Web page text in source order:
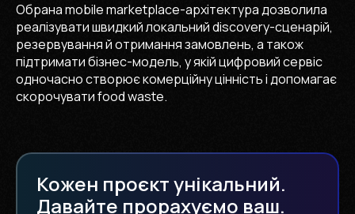
Обрана mobile marketplace-архітектура дозволила
реалізувати швидкий локальний discovery-сценарій,
резервування й отримання замовлень, а також
підтримати бізнес-модель, у якій цифровий сервіс
одночасно створює комерційну цінність і допомагає
скорочувати food waste.
Кожен проєкт унікальний.
Давайте прорахуємо ваш.